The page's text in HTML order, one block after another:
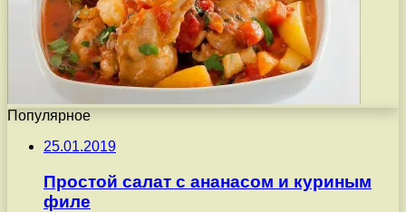
Популярное
25.01.2019
Простой салат с ананасом и куриным
филе